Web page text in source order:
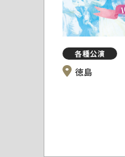
各種公演
徳島